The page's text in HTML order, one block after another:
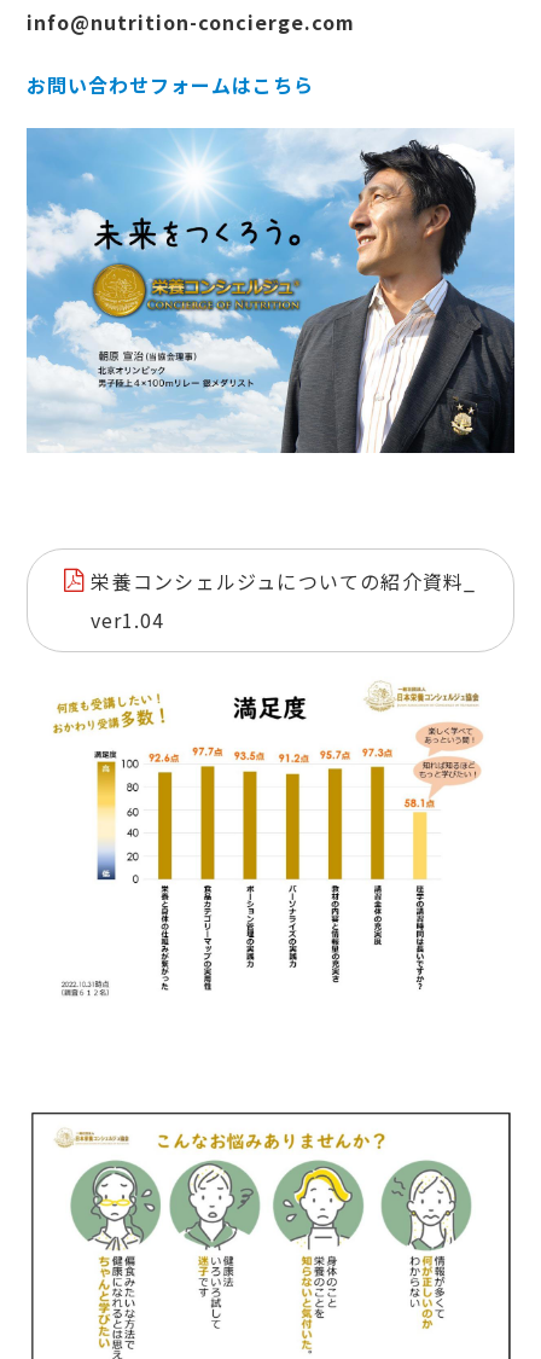
info@nutrition-concierge.com
お問い合わせフォームはこちら
栄養コンシェルジュについての紹介資料_
ver1.04